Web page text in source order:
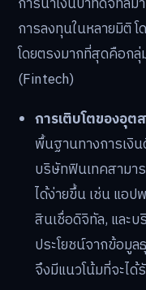
การลงทุนในหลายมิติ
โดยตรงมากที่สุดคือกลุ่
(Fintech)
การเติบโตของอุต
พื้นฐานทางการเงิน
บริษัทฟินเทคสาม
ได้ง่ายขึ้น เช่น แอ
สินเชื่อดิจิทัล, และ
ประโยชน์จากข้อมู
จึงมีแนวโน้มที่จะไ